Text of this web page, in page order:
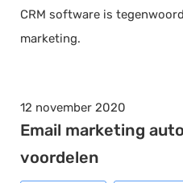
CRM software is
marketing.
12 november 2020
Email marketing
voordelen